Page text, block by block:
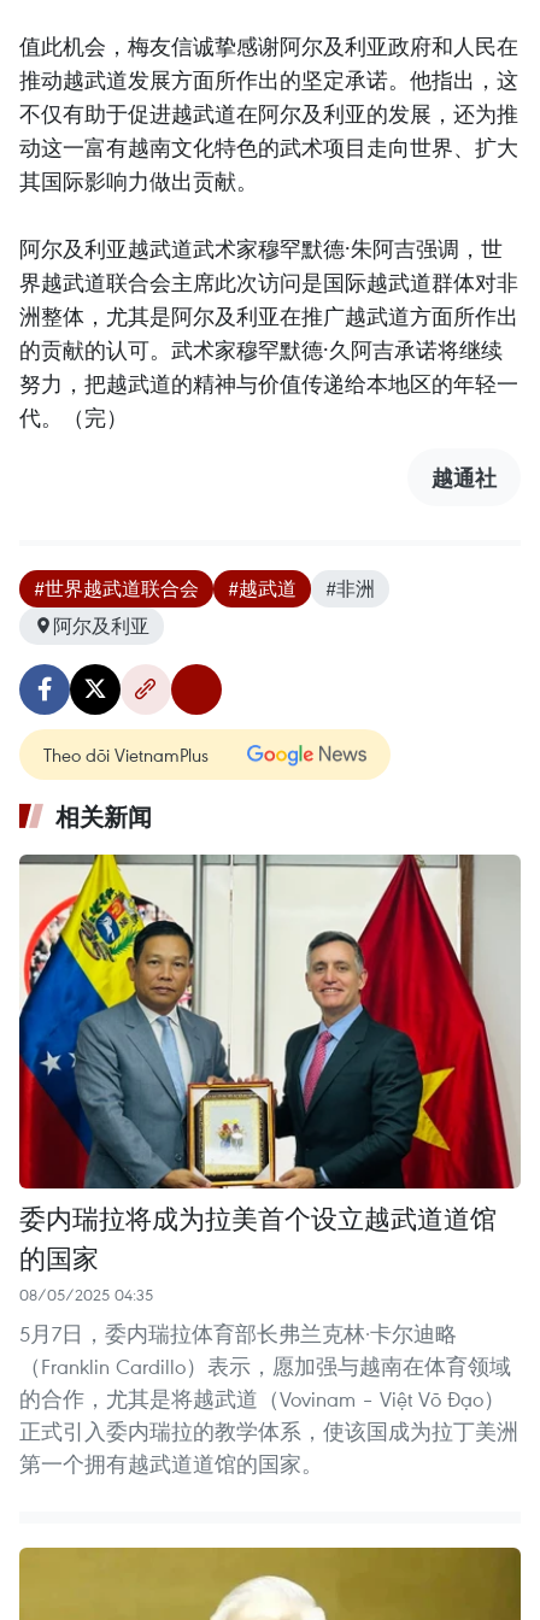
值此机会，梅友信诚挚感谢阿尔及利亚政府和人民在
推动越武道发展方面所作出的坚定承诺。他指出，这
不仅有助于促进越武道在阿尔及利亚的发展，还为推
动这一富有越南文化特色的武术项目走向世界、扩大
其国际影响力做出贡献。
阿尔及利亚越武道武术家穆罕默德·朱阿吉强调，世
界越武道联合会主席此次访问是国际越武道群体对非
洲整体，尤其是阿尔及利亚在推广越武道方面所作出
的贡献的认可。武术家穆罕默德·久阿吉承诺将继续
努力，把越武道的精神与价值传递给本地区的年轻一
代。（完）
越通社
#世界越武道联合会 #越武道
#非洲
阿尔及利亚
Theo dõi VietnamPlus
相关新闻
委内瑞拉将成为拉美首个设立越武道道馆
的国家
08/05/2025 04:35
5月7日，委内瑞拉体育部长弗兰克林·卡尔迪略
（Franklin Cardillo）表示，愿加强与越南在体育领域
的合作，尤其是将越武道（Vovinam – Việt Võ Đạo）
正式引入委内瑞拉的教学体系，使该国成为拉丁美洲
第一个拥有越武道道馆的国家。